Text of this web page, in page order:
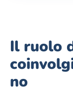
Il ruolo
no